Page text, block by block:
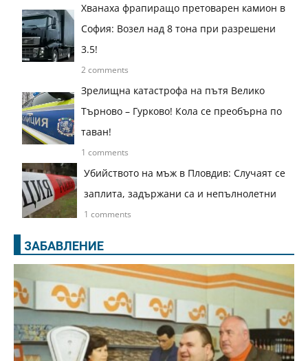
Хванаха фрапиращо претоварен камион в
София: Возел над 8 тона при разрешени
3.5!
2 comments
Зрелищна катастрофа на пътя Велико
Търново – Гурково! Кола се преобърна по
таван!
1 comments
Убийството на мъж в Пловдив: Случаят се
заплита, задържани са и непълнолетни
1 comments
ЗАБАВЛЕНИЕ